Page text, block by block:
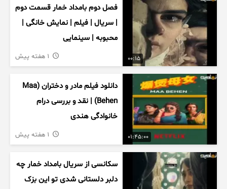
00:15
فصل دوم بامداد خمار قسمت دوم
| سریال | فیلم | نمایش خانگی |
محبوبه | سینمایی
01:45:00
دانلود فیلم مادر و دختران (Maa
Behen) | نقد و بررسی درام
خانوادگی هندی
سکانسی از سریال بامداد خمار چه
دلبر دلستانی شدی تو این بزک